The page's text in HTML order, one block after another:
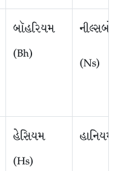
બૉહરિયમ
(Bh)
(Ns)
હેસિયમ
(Hs)
હાનિયમ